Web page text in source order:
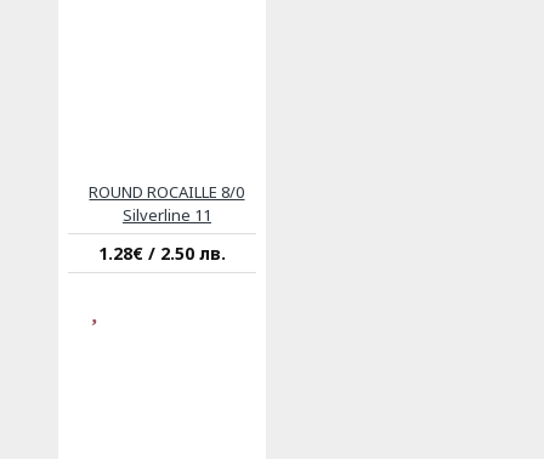
ROUND ROCAILLE 8/0
Silverline 11
1.28€ / 2.50 лв.